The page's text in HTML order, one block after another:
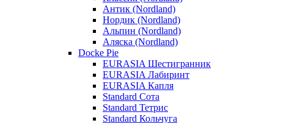
Антик (Nordland)
Нордик (Nordland)
Альпин (Nordland)
Аляска (Nordland)
Docke Pie
EURASIA Шестигранник
EURASIA Лабиринт
EURASIA Капля
Standard Сота
Standard Тетрис
Standard Кольчуга